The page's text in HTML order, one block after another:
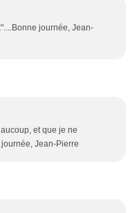
journée, Jean-
et que je ne
Jean-Pierre